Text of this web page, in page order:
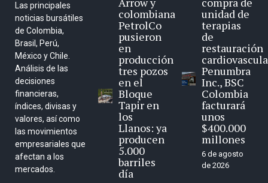
Las principales
noticias bursátiles
de Colombia,
Brasil, Perú,
México y Chile.
Análisis de las
decisiones
financieras,
índices, divisas y
valores, así como
las movimientos
empresariales que
afectan a los
mercados.
colombiana
PetrolCo
pusieron
en
producción
tres pozos
en el
Bloque
Tapir en
los
Llanos: ya
producen
5.000
barriles
día
unidad de
terapias
de
restauración
Penumbra
Inc., BSC
Colombia
facturará
unos
$400.000
millones
6 de agosto
de 2026